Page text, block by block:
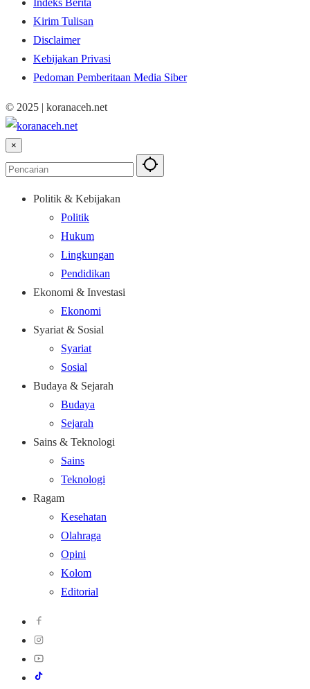
Kirim Tulisan
Disclaimer
Kebijakan Privasi
Pedoman Pemberitaan Media Siber
© 2025 | koranaceh.net
×
Politik & Kebijakan
Politik
Hukum
Lingkungan
Pendidikan
Ekonomi & Investasi
Ekonomi
Syariat & Sosial
Syariat
Sosial
Budaya & Sejarah
Budaya
Sejarah
Sains & Teknologi
Sains
Teknologi
Ragam
Kesehatan
Olahraga
Opini
Kolom
Editorial